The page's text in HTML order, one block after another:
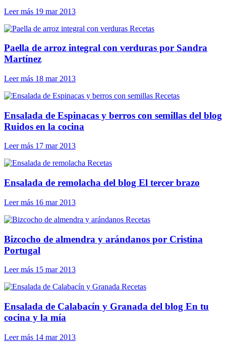
Leer más 19 mar 2013
Recetas
Paella de arroz integral con verduras por Sandra
Martínez
Leer más 18 mar 2013
Recetas
Ensalada de Espinacas y berros con semillas del blog
Ruidos en la cocina
Leer más 17 mar 2013
Recetas
Ensalada de remolacha del blog El tercer brazo
Leer más 16 mar 2013
Recetas
Bizcocho de almendra y arándanos por Cristina
Portugal
Leer más 15 mar 2013
Recetas
Ensalada de Calabacín y Granada del blog En tu
cocina y la mía
Leer más 14 mar 2013